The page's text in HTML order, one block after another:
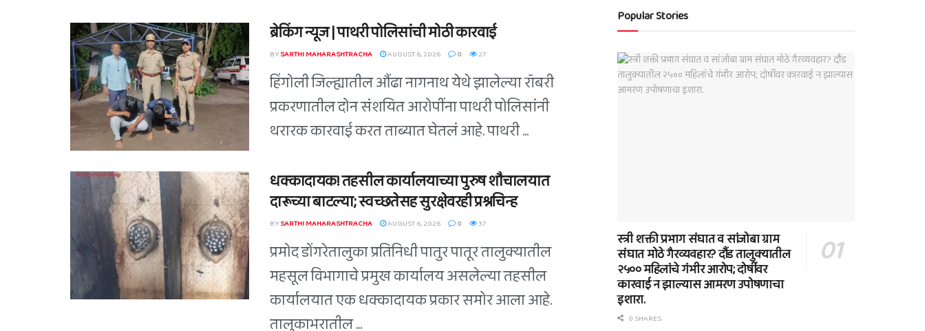
ब्रेकिंग न्यूज | पाथरी पोलिसांची मोठी कारवाई
BYSARTHI MAHARASHTRACHA AUGUST 6, 2026 0 27
हिंगोली जिल्ह्यातील औंढा नागनाथ येथे झालेल्या रॉबरी
प्रकरणातील दोन संशयित आरोपींना पाथरी पोलिसांनी
थरारक कारवाई करत ताब्यात घेतलं आहे. पाथरी ...
धक्कादायक! तहसील कार्यालयाच्या पुरुष शौचालयात
दारूच्या बाटल्या; स्वच्छतेसह सुरक्षेवरही प्रश्नचिन्ह
BYSARTHI MAHARASHTRACHA AUGUST 6, 2026 0 37
प्रमोद डोंगरेतालुका प्रतिनिधी पातुर पातूर तालुक्यातील
महसूल विभागाचे प्रमुख कार्यालय असलेल्या तहसील
कार्यालयात एक धक्कादायक प्रकार समोर आला आहे.
तालुकाभरातील ...
Popular Stories
स्त्री शक्ती प्रभाग संघात व सांजोबा ग्राम
संघात मोठे गैरव्यवहार? दौंड तालुक्यातील
२५०० महिलांचे गंभीर आरोप; दोषींवर
कारवाई न झाल्यास आमरण उपोषणाचा
इशारा.
0 SHARES